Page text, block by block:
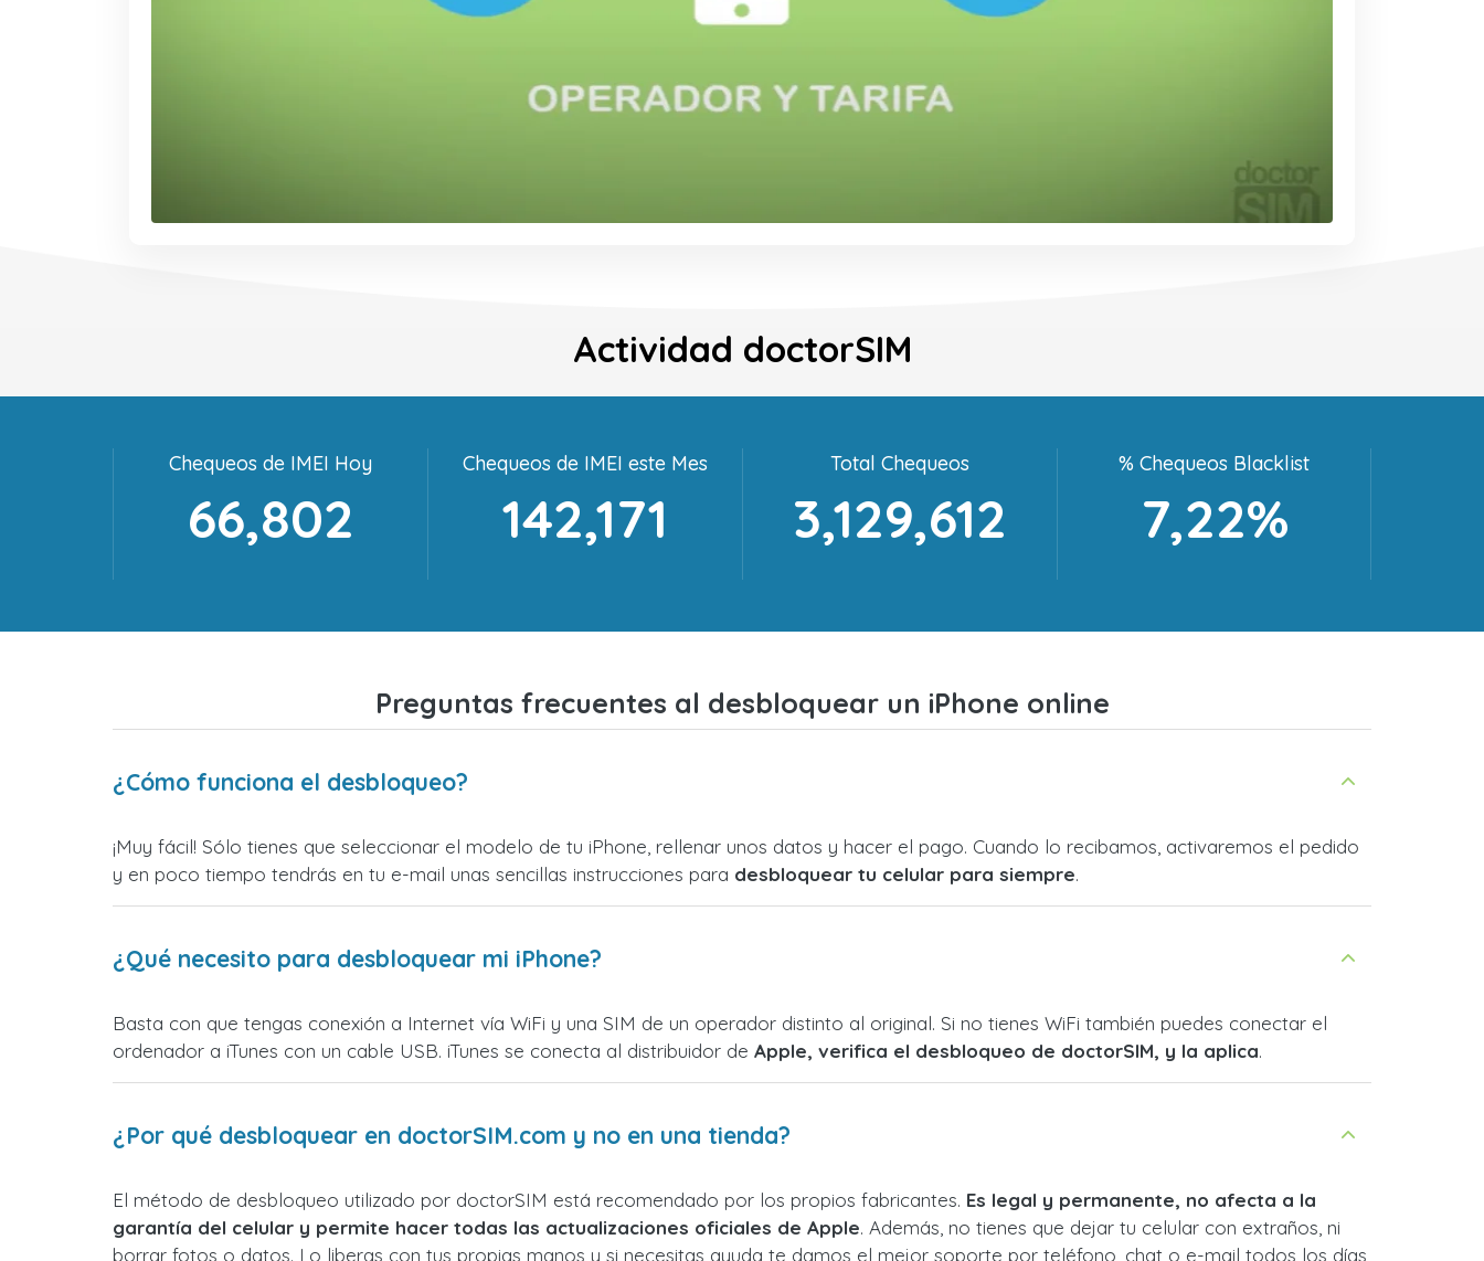
Actividad doctorSIM
Chequeos de IMEI Hoy
66,802
Chequeos de IMEI este Mes
142,171
Total Chequeos
3,129,612
% Chequeos Blacklist
7,22%
Preguntas frecuentes al desbloquear un iPhone online
¿Cómo funciona el desbloqueo?
¡Muy fácil! Sólo tienes que seleccionar el modelo de tu iPhone, rellenar unos datos y hacer el pago. Cuando lo recibamos, activaremos el pedido
y en poco tiempo tendrás en tu e-mail unas sencillas instrucciones para desbloquear tu celular para siempre.
¿Qué necesito para desbloquear mi iPhone?
Basta con que tengas conexión a Internet vía WiFi y una SIM de un operador distinto al original. Si no tienes WiFi también puedes conectar el
ordenador a iTunes con un cable USB. iTunes se conecta al distribuidor de Apple, verifica el desbloqueo de doctorSIM, y la aplica.
¿Por qué desbloquear en doctorSIM.com y no en una tienda?
El método de desbloqueo utilizado por doctorSIM está recomendado por los propios fabricantes. Es legal y permanente, no afecta a la
garantía del celular y permite hacer todas las actualizaciones oficiales de Apple. Además, no tienes que dejar tu celular con extraños, ni
borrar fotos o datos. Lo liberas con tus propias manos y si necesitas ayuda te damos el mejor soporte por teléfono, chat o e-mail todos los días